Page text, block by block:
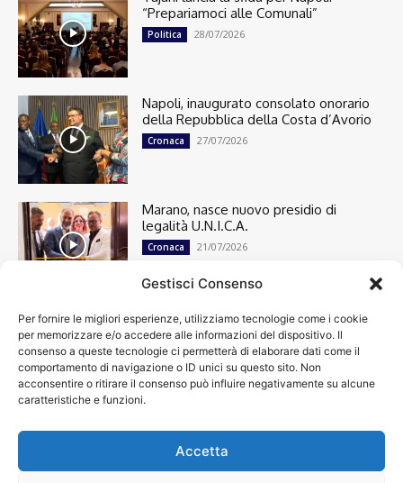
Gestisci Consenso
Per fornire le migliori esperienze, utilizziamo tecnologie come i cookie
per memorizzare e/o accedere alle informazioni del dispositivo. Il
consenso a queste tecnologie ci permetterà di elaborare dati come il
comportamento di navigazione o ID unici su questo sito. Non
acconsentire o ritirare il consenso può influire negativamente su alcune
caratteristiche e funzioni.
Accetta
“Prepariamoci alle Comunali”
Politica 28/07/2026
Napoli, inaugurato consolato onorario
della Repubblica della Costa d’Avorio
Cronaca 27/07/2026
Marano, nasce nuovo presidio di
legalità U.N.I.C.A.
Cronaca 21/07/2026
Cronaca
13498
Attualità
7302
top
News
4209
Cultura
Economia